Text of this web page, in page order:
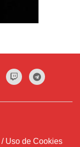
Uso de Cookies